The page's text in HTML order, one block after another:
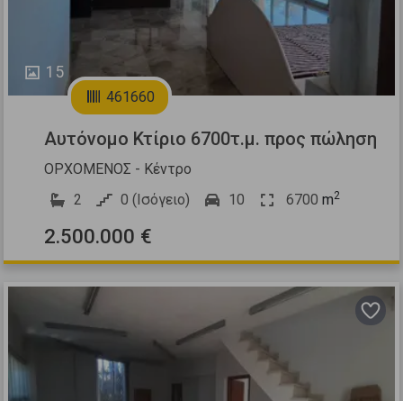
15
461660
Αυτόνομο Κτίριο 6700τ.μ. προς πώληση
ΟΡΧΟΜΕΝΟΣ - Κέντρο
2
0 (Ισόγειο) 10 6700 m2
2.500.000 €